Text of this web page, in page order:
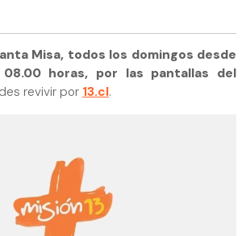
Misa, todos los domingos desde
horas, por las pantallas del
revivir por 13.cl.